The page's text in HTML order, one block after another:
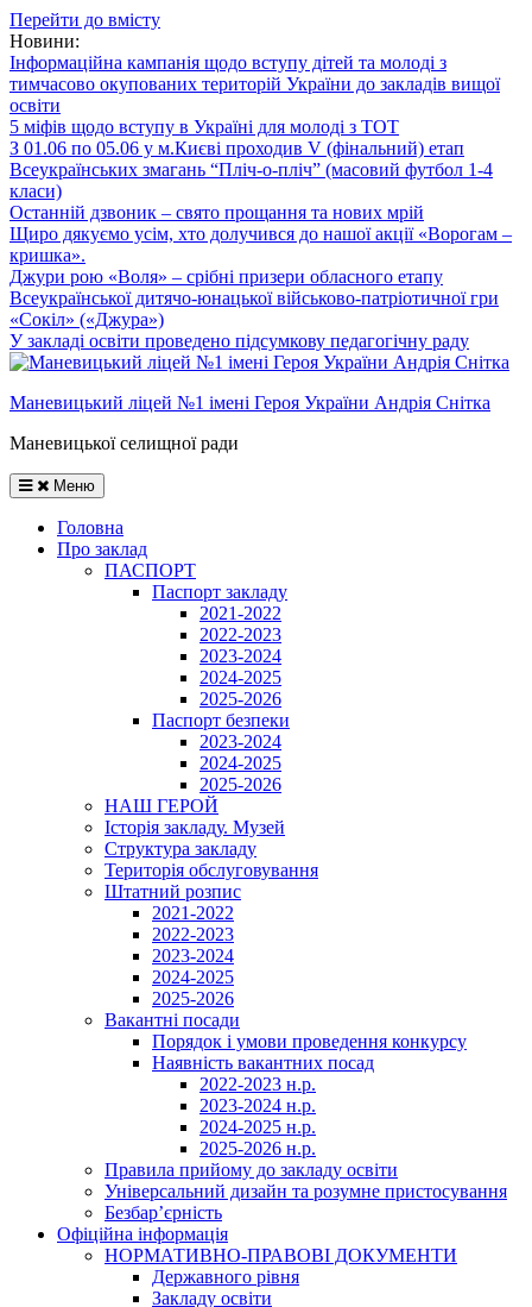
Перейти до вмісту
Новини:
Інформаційна кампанія щодо вступу дітей та молоді з
тимчасово окупованих територій України до закладів вищої
освіти
5 міфів щодо вступу в Україні для молоді з ТОТ
З 01.06 по 05.06 у м.Києві проходив V (фінальний) етап
Всеукраїнських змагань “Пліч-о-пліч” (масовий футбол 1-4
класи)
Останній дзвоник – свято прощання та нових мрій
Щиро дякуємо усім, хто долучився до нашої акції «Ворогам –
кришка».
Джури рою «Воля» – срібні призери обласного етапу
Всеукраїнської дитячо-юнацької військово-патріотичної гри
«Сокіл» («Джура»)
У закладі освіти проведено підсумкову педагогічну раду
Маневицький ліцей №1 імені Героя України Андрія Снітка
Маневицької селищної ради
Меню
Головна
Про заклад
ПАСПОРТ
Паспорт закладу
2021-2022
2022-2023
2023-2024
2024-2025
2025-2026
Паспорт безпеки
2023-2024
2024-2025
2025-2026
НАШ ГЕРОЙ
Історія закладу. Музей
Структура закладу
Територія обслуговування
Штатний розпис
2021-2022
2022-2023
2023-2024
2024-2025
2025-2026
Вакантні посади
Порядок і умови проведення конкурсу
Наявність вакантних посад
2022-2023 н.р.
2023-2024 н.р.
2024-2025 н.р.
2025-2026 н.р.
Правила прийому до закладу освіти
Універсальний дизайн та розумне пристосування
Безбар’єрність
Офіційна інформація
НОРМАТИВНО-ПРАВОВІ ДОКУМЕНТИ
Державного рівня
Закладу освіти